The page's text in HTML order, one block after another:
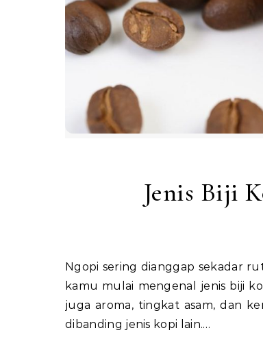
Jenis Biji
Ngopi sering dianggap sekadar rutinitas, padahal setiap cangkir punya cerita rasa yang berbeda. Saat
kamu mulai mengenal jenis biji
juga aroma, tingkat asam, dan
dibanding jenis kopi lain.…